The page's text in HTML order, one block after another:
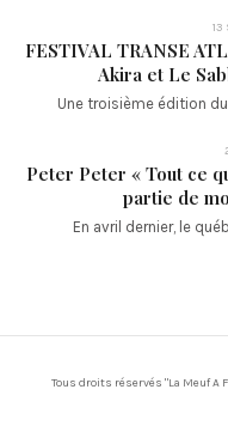
13
FESTIVAL TRANSE
Akira et Le
Une troisième édition
Peter Peter « Tout ce
partie de
En avril dernier, le
Tous droits réservés "La Meuf A